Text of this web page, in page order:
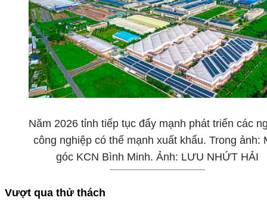
Năm 2026 tỉnh tiếp tục đẩy mạnh phát triển các
công nghiệp có thế mạnh xuất khẩu. Trong ảnh:
góc KCN Bình Minh. Ảnh: LƯU NHỨT HẢI
Vượt qua thử thách